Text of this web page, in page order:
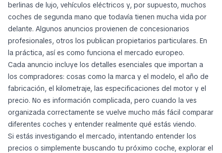
berlinas de lujo, vehículos eléctricos y, por supuesto, muchos
coches de segunda mano que todavía tienen mucha vida por
delante. Algunos anuncios provienen de concesionarios
profesionales, otros los publican propietarios particulares. En
la práctica, así es como funciona el mercado europeo.
Cada anuncio incluye los detalles esenciales que importan a
los compradores: cosas como la marca y el modelo, el año de
fabricación, el kilometraje, las especificaciones del motor y el
precio. No es información complicada, pero cuando la ves
organizada correctamente se vuelve mucho más fácil comparar
diferentes coches y entender realmente qué estás viendo.
Si estás investigando el mercado, intentando entender los
precios o simplemente buscando tu próximo coche, explorar el